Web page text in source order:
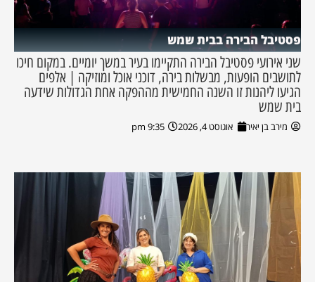
פסטיבל הבירה בבית שמש
שני אירועי פסטיבל הבירה התקיימו בעיר במשך יומיים. במקום חיכו
לתושבים הופעות, מבשלות בירה, דוכני אוכל ומוזיקה | אלפים
הגיעו ליהנות זו השנה החמישית מההפקה אחת הגדולות שידעה
בית שמש
מירב בן יאיר אוגוסט 4, 2026 9:35 pm